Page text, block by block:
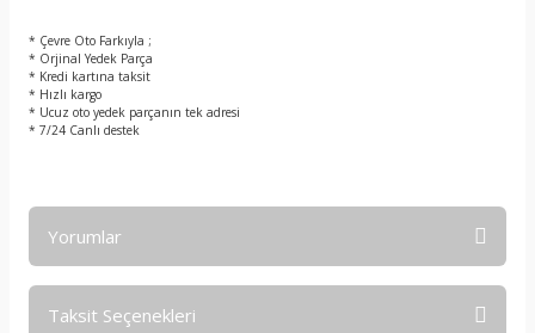
* Çevre Oto Farkıyla ;
* Orjinal Yedek Parça
* Kredi kartına taksit
* Hızlı kargo
* Ucuz oto yedek parçanın tek adresi
* 7/24 Canlı destek
Yorumlar
Taksit Seçenekleri